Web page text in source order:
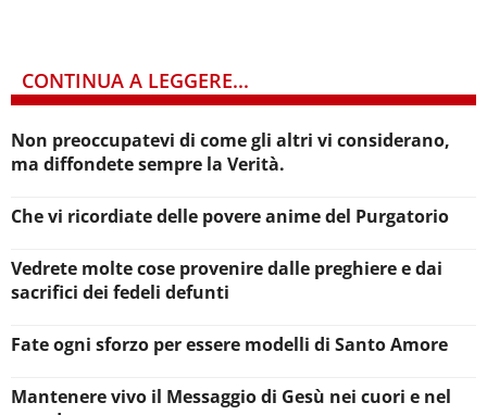
CONTINUA A LEGGERE...
Non preoccupatevi di come gli altri vi considerano,
ma diffondete sempre la Verità.
Che vi ricordiate delle povere anime del Purgatorio
Vedrete molte cose provenire dalle preghiere e dai
sacrifici dei fedeli defunti
Fate ogni sforzo per essere modelli di Santo Amore
Mantenere vivo il Messaggio di Gesù nei cuori e nel